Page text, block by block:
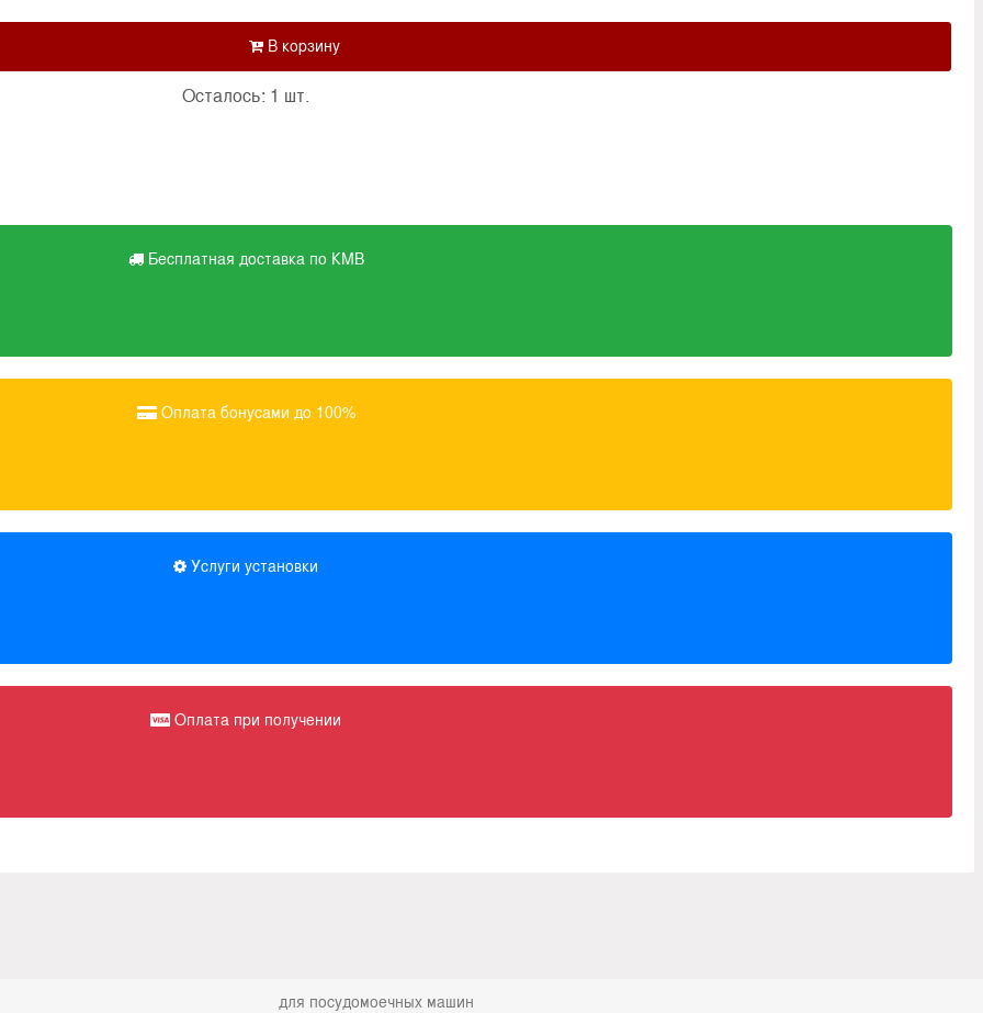
Осталось: 1 шт.
Бесплатная доставка по КМВ
Оплата бонусами до 100%
Услуги установки
Оплата при получении
для посудомоечных машин